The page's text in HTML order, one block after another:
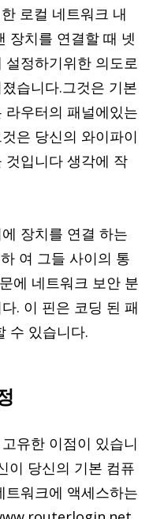
로컬 네트워크 내
장치를 연결할 때 넷
정하기위한 의도로
습니다.그것은 기본
우터의 패널에있는
은 당신의 와이파이
것입니다 생각에 작
장치를 연결 하는
여 그들 사이의 통
에 네트워크 보안 분
. 이 핀은 코딩 된 패
수 있습니다.
유한 이점이 있습니
이 당신의 기본 컴퓨
워크에 액세스하는